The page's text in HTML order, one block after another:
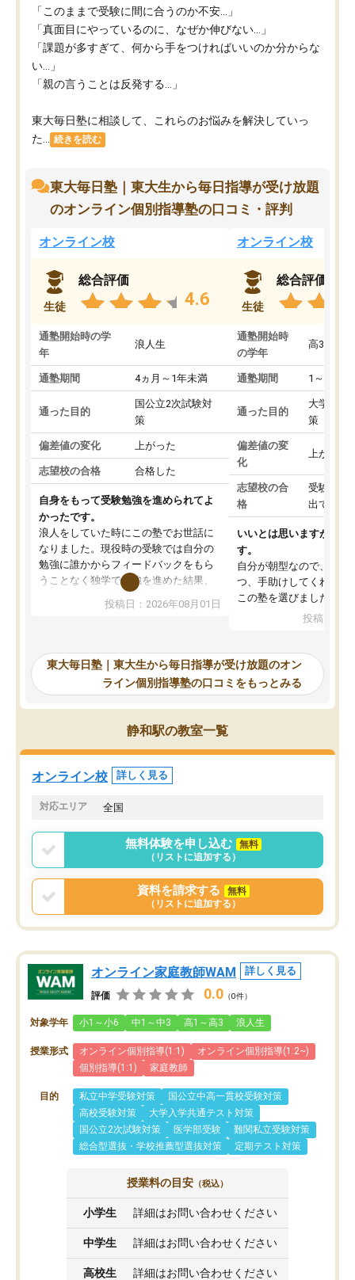
「このままで受験に間に合うのか不安…」
「真面目にやっているのに、なぜか伸びない…」
「課題が多すぎて、何から手をつければいいのか分からな
い…」
「親の言うことは反発する…」
東大毎日塾に相談して、これらのお悩みを解決していっ
た...
続きを読む
東大毎日塾｜東大生から毎日指導が受け放題
のオンライン個別指導塾の口コミ・評判
オンライン校
生徒
総合評価
4.6
通塾開始時の学
年
浪人生
通塾期間 4ヵ月～1年未満
通った目的
国公立2次試験対
策
偏差値の変化 上がった
志望校の合格 合格した
自身をもって受験勉強を進められてよ
かったです。
浪人をしていた時にこの塾でお世話に
なりました。現役時の受験では自分の
勉強に誰かからフィードバックをもら
うことなく独学で勉強を進めた結果、
入試本番に地歴の学習が間に合わず不
合格となってしまいました。その経験
東大毎日塾にたどり着きました。学習
の長期計画や日々の勉強のやり方につ
いて客観的なアドバイスをいただけた
ので、自信をもって受験勉強を進める
ことができました。自分のように勉強
のやり方や進捗管理で苦労している方
には特におすすめしたい塾です。
投稿日：2026年08月01日
オンライン校
生徒
総合評価
通塾開始時
の学年
高3
通塾期間 1～3ヵ月
通った目的
大学入学
策
偏差値の変
化
上がった
志望校の合
格
受験して
出ていな
いいとは思いますが、料
す。
自分が朝型なので、自習
つ、手助けしてくれる設
この塾を選びました。
投稿日：
東大毎日塾｜東大生から毎日指導が受け放題のオン
ライン個別指導塾の口コミをもっとみる
静和駅の教室一覧
オンライン校 詳しく見る
対応エリア 全国
無料体験を申し込む
無料
（リストに追加する）
資料を請求する
無料
（リストに追加する）
オンライン家庭教師WAM 詳しく見る
評価 0.0 （0件）
対象学年 小1～小6 中1～中3 高1～高3 浪人生
授業形式 オンライン個別指導(1:1)
オンライン個別指導(1:2~)
個別指導(1:1)
家庭教師
目的 私立中学受験対策
国公立中高一貫校受験対策
高校受験対策
大学入学共通テスト対策
国公立2次試験対策
医学部受験
難関私立受験対策
総合型選抜・学校推薦型選抜対策
定期テスト対策
授業料の目安 （税込）
小学生 詳細はお問い合わせください
中学生 詳細はお問い合わせください
高校生 詳細はお問い合わせください